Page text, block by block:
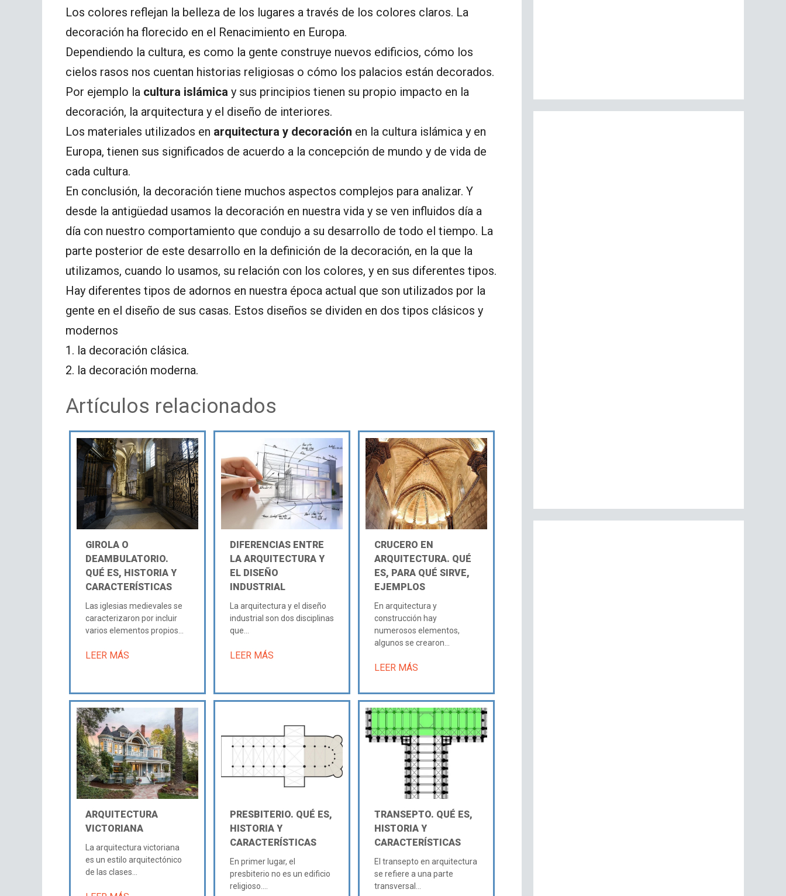
Los colores reflejan la belleza de los lugares a través de los colores claros. La
decoración ha florecido en el Renacimiento en Europa.
Dependiendo la cultura, es como la gente construye nuevos edificios, cómo los
cielos rasos nos cuentan historias religiosas o cómo los palacios están decorados.
Por ejemplo la cultura islámica y sus principios tienen su propio impacto en la
decoración, la arquitectura y el diseño de interiores.
Los materiales utilizados en arquitectura y decoración en la cultura islámica y en
Europa, tienen sus significados de acuerdo a la concepción de mundo y de vida de
cada cultura.
En conclusión, la decoración tiene muchos aspectos complejos para analizar. Y
desde la antigüedad usamos la decoración en nuestra vida y se ven influidos día a
día con nuestro comportamiento que condujo a su desarrollo de todo el tiempo. La
parte posterior de este desarrollo en la definición de la decoración, en la que la
utilizamos, cuando lo usamos, su relación con los colores, y en sus diferentes tipos.
Hay diferentes tipos de adornos en nuestra época actual que son utilizados por la
gente en el diseño de sus casas. Estos diseños se dividen en dos tipos clásicos y
modernos
1. la decoración clásica.
2. la decoración moderna.
Artículos relacionados
GIROLA O
DEAMBULATORIO.
QUÉ ES, HISTORIA Y
CARACTERÍSTICAS
Las iglesias medievales se
caracterizaron por incluir
varios elementos propios...
LEER MÁS
DIFERENCIAS ENTRE
LA ARQUITECTURA Y
EL DISEÑO
INDUSTRIAL
La arquitectura y el diseño
industrial son dos disciplinas
que...
LEER MÁS
CRUCERO EN
ARQUITECTURA. QUÉ
ES, PARA QUÉ SIRVE,
EJEMPLOS
En arquitectura y
construcción hay
numerosos elementos,
algunos se crearon...
LEER MÁS
ARQUITECTURA
VICTORIANA
La arquitectura victoriana
es un estilo arquitectónico
de las clases...
PRESBITERIO. QUÉ ES,
HISTORIA Y
CARACTERÍSTICAS
En primer lugar, el
presbiterio no es un edificio
religioso....
TRANSEPTO. QUÉ ES,
HISTORIA Y
CARACTERÍSTICAS
El transepto en arquitectura
se refiere a una parte
transversal...